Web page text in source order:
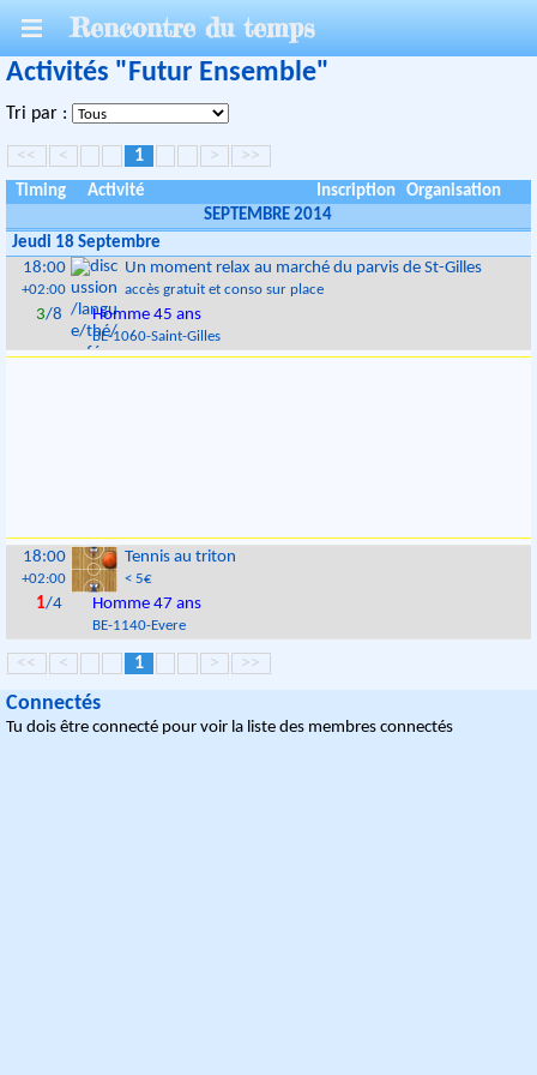
Rencontre du temps
Activités "Futur Ensemble"
Tri par :
<< < 1 > >>
Timing Activité Inscription
Organisation
SEPTEMBRE 2014
Jeudi 18 Septembre
18:00
+02:00
Un moment relax au marché du parvis de St-Gilles
accès gratuit et conso sur place
3/8 Homme 45 ans
BE-1060-Saint-Gilles
18:00
+02:00
Tennis au triton
< 5€
1/4 Homme 47 ans
BE-1140-Evere
<< < 1 > >>
Connectés
Tu dois être connecté pour voir la liste des membres connectés